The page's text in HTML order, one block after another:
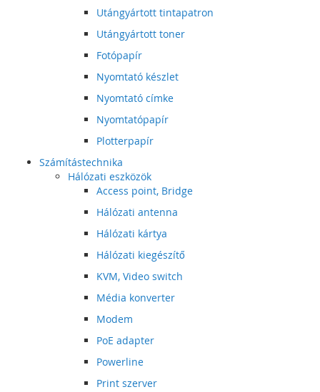
Utángyártott tintapatron
Utángyártott toner
Fotópapír
Nyomtató készlet
Nyomtató címke
Nyomtatópapír
Plotterpapír
Számítástechnika
Hálózati eszközök
Access point, Bridge
Hálózati antenna
Hálózati kártya
Hálózati kiegészítő
KVM, Video switch
Média konverter
Modem
PoE adapter
Powerline
Print szerver